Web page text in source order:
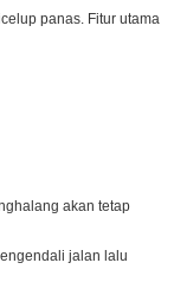
panas. Fitur utama
akan tetap
jalan lalu